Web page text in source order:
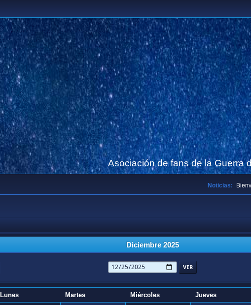
Asociación de fans de la Guerra
Noticias:
Diciembre 2025
Lunes Martes Miércoles Jueves